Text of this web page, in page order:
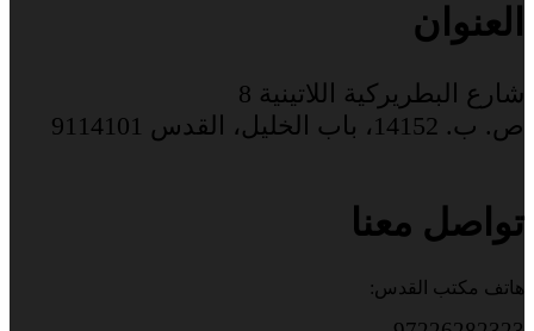
العنوان
شارع البطريركية اللاتينية 8
ص. ب. 14152، باب الخليل، القدس 9114101
تواصل معنا
هاتف مكتب القدس: